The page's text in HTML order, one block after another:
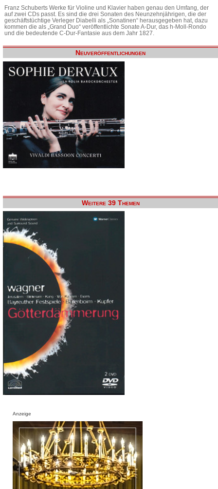
Franz Schuberts Werke für Violine und Klavier haben genau den Umfang, der
auf zwei CDs passt. Es sind die drei Sonaten des Neunzehnjährigen, die der
geschäftstüchtige Verleger Diabelli als „Sonatinen“ herausgegeben hat, dazu
kommen die als „Grand Duo“ veröffentlichte Sonate A-Dur, das h-Moll-Rondo
und die bedeutende C-Dur-Fantasie aus dem Jahr 1827.
Neuveröffentlichungen
Weitere 39 Themen
Anzeige